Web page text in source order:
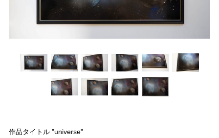
作品タイトル "universe"